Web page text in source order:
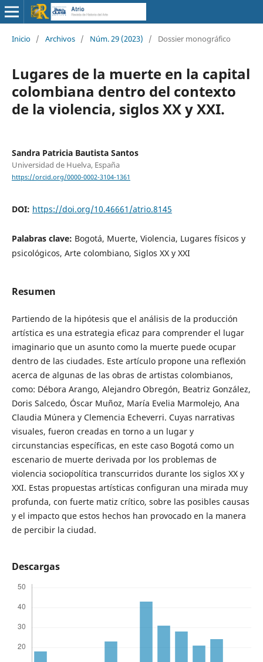
Inicio / Archivos / Núm. 29 (2023) / Dossier monográfico
Lugares de la muerte en la capital
colombiana dentro del contexto
de la violencia, siglos XX y XXI.
Sandra Patricia Bautista Santos
Universidad de Huelva, España
https://orcid.org/0000-0002-3104-1361
DOI: https://doi.org/10.46661/atrio.8145
Palabras clave: Bogotá, Muerte, Violencia, Lugares físicos y
psicológicos, Arte colombiano, Siglos XX y XXI
Resumen
Partiendo de la hipótesis que el análisis de la producción
artística es una estrategia eficaz para comprender el lugar
imaginario que un asunto como la muerte puede ocupar
dentro de las ciudades. Este artículo propone una reflexión
acerca de algunas de las obras de artistas colombianos,
como: Débora Arango, Alejandro Obregón, Beatriz González,
Doris Salcedo, Óscar Muñoz, María Evelia Marmolejo, Ana
Claudia Múnera y Clemencia Echeverri. Cuyas narrativas
visuales, fueron creadas en torno a un lugar y
circunstancias específicas, en este caso Bogotá como un
escenario de muerte derivada por los problemas de
violencia sociopolítica transcurridos durante los siglos XX y
XXI. Estas propuestas artísticas configuran una mirada muy
profunda, con fuerte matiz crítico, sobre las posibles causas
y el impacto que estos hechos han provocado en la manera
de percibir la ciudad.
Descargas